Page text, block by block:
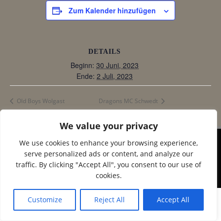
We value your privacy
We use cookies to enhance your browsing experience,
serve personalized ads or content, and analyze our
traffic. By clicking "Accept All", you consent to our use of
cookies.
Customize Reject All Accept All
Zum Kalender hinzufügen
DETAILS
Beginn: 30 Juni, 2023
Ende: 2 Juli, 2023
Old Boys Wolgast Dragons MC Schwedt
© 2026 Corax Strelitz e.V.. Created using WordPress
andColibri